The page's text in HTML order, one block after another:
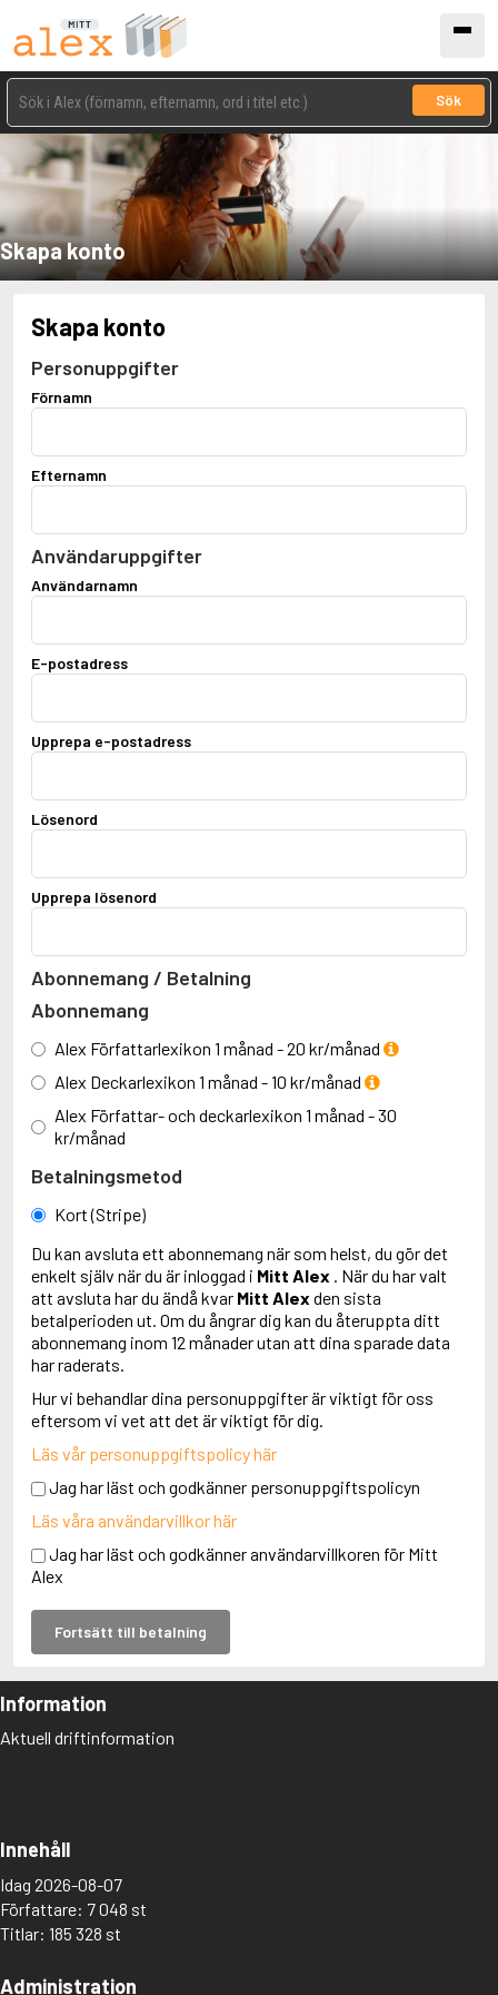
Sök
Skapa konto
Skapa konto
Personuppgifter
Förnamn
Efternamn
Användaruppgifter
Användarnamn
E-postadress
Upprepa e-postadress
Lösenord
Upprepa lösenord
Abonnemang / Betalning
Abonnemang
Alex Författarlexikon 1 månad - 20 kr/månad
Alex Deckarlexikon 1 månad - 10 kr/månad
Alex Författar- och deckarlexikon 1 månad - 30
kr/månad
Betalningsmetod
Kort (Stripe)
Du kan avsluta ett abonnemang när som helst, du gör det
enkelt själv när du är inloggad i Mitt Alex . När du har valt
att avsluta har du ändå kvar Mitt Alex den sista
betalperioden ut. Om du ångrar dig kan du återuppta ditt
abonnemang inom 12 månader utan att dina sparade data
har raderats.
Hur vi behandlar dina personuppgifter är viktigt för oss
eftersom vi vet att det är viktigt för dig.
Läs vår personuppgiftspolicy här
Jag har läst och godkänner personuppgiftspolicyn
Läs våra användarvillkor här
Jag har läst och godkänner användarvillkoren för Mitt
Alex
Fortsätt till betalning
Information
Aktuell driftinformation
Innehåll
Idag 2026-08-07
Författare: 7 048 st
Titlar: 185 328 st
Administration